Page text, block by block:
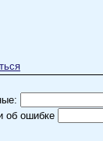
трейлер...и
об ошибке